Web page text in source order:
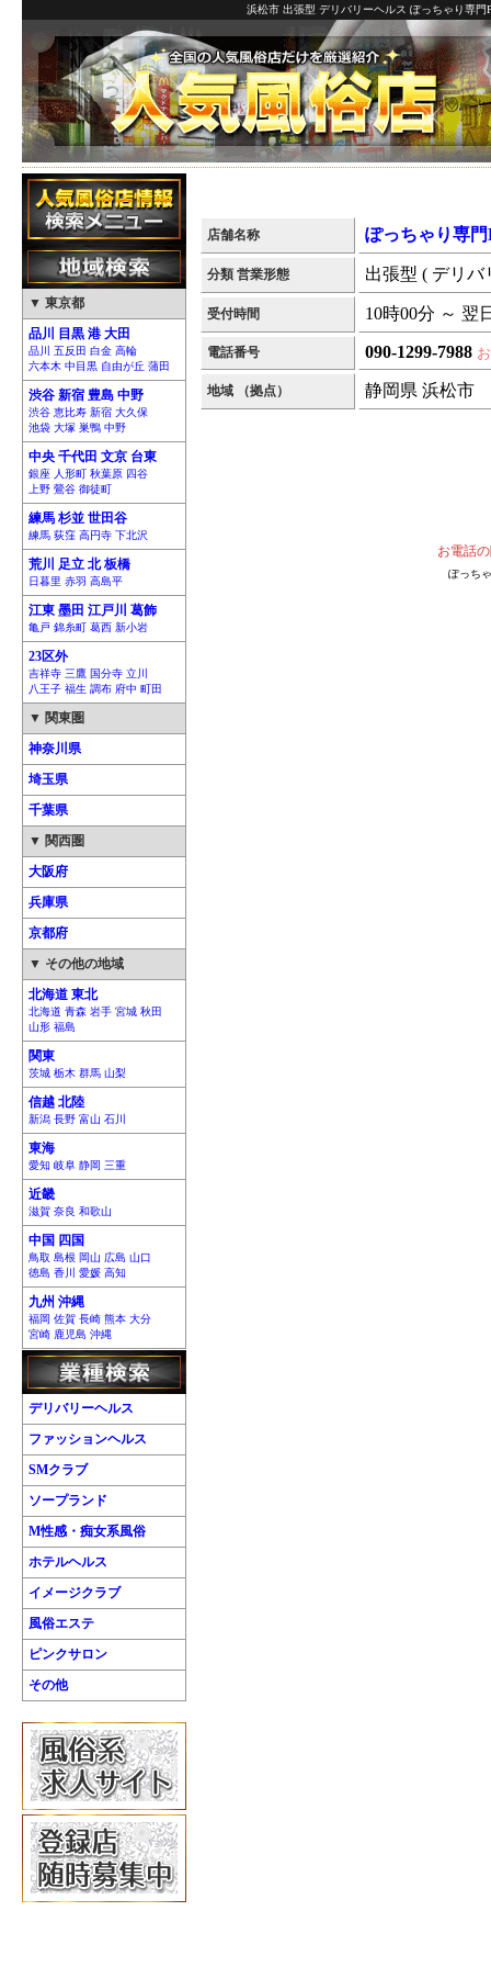
浜松市 出張型 デリバリーヘルス ぽっちゃり専
▼ 東京都
品川 目黒 港 大田
品川 五反田 白金 高輪
六本木 中目黒 自由が丘 蒲田
渋谷 新宿 豊島 中野
渋谷 恵比寿 新宿 大久保
池袋 大塚 巣鴨 中野
中央 千代田 文京 台東
銀座 人形町 秋葉原 四谷
上野 鶯谷 御徒町
練馬 杉並 世田谷
練馬 荻窪 高円寺 下北沢
荒川 足立 北 板橋
日暮里 赤羽 高島平
江東 墨田 江戸川 葛飾
亀戸 錦糸町 葛西 新小岩
23区外
吉祥寺 三鷹 国分寺 立川
八王子 福生 調布 府中 町田
▼ 関東圏
神奈川県
埼玉県
千葉県
▼ 関西圏
大阪府
兵庫県
京都府
▼ その他の地域
北海道 東北
北海道 青森 岩手 宮城 秋田
山形 福島
関東
茨城 栃木 群馬 山梨
信越 北陸
新潟 長野 富山 石川
東海
愛知 岐阜 静岡 三重
近畿
滋賀 奈良 和歌山
中国 四国
鳥取 島根 岡山 広島 山口
徳島 香川 愛媛 高知
九州 沖縄
福岡 佐賀 長崎 熊本 大分
宮崎 鹿児島 沖縄
デリバリーヘルス
ファッションヘルス
SMクラブ
ソープランド
M性感・痴女系風俗
ホテルヘルス
イメージクラブ
風俗エステ
ピンクサロン
その他
店舗名称 ぽっちゃり専門
分類 営業形態 出張型 ( デリバ
受付時間 10時00分 ～ 翌
電話番号 090-1299-7988
地域 （拠点） 静岡県 浜松市
お電話
ぽっち